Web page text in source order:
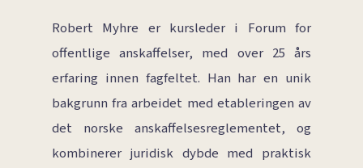
Robert Myhre er kursleder i Forum for
offentlige anskaffelser, med over 25 års
erfaring innen fagfeltet. Han har en unik
bakgrunn fra arbeidet med etableringen av
det norske anskaffelsesreglementet, og
kombinerer juridisk dybde med praktisk